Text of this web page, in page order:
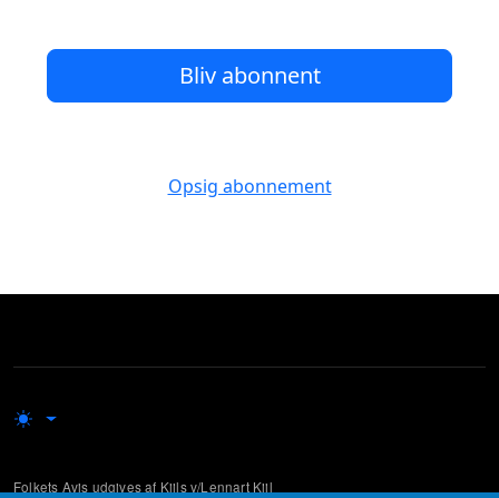
Bliv abonnent
Opsig abonnement
Folkets Avis udgives af Kiils v/Lennart Kiil